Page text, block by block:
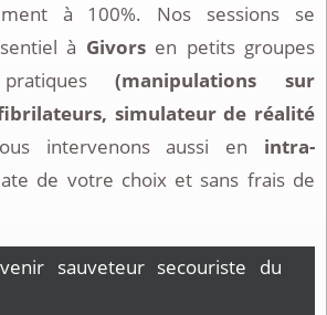
à 100%. Nos sessions se
à Givorsen petits groupes
(manipulations sur
simulateur de réalité
intervenons aussi en intra-
de votre choix et sans frais de
sauveteur secouriste du